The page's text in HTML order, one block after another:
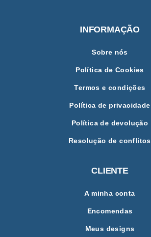
INFORMAÇÃO
Sobre nós
Política de Cookies
Termos e condições
Política de privacidade
Política de devolução
Resolução de conflitos
CLIENTE
A minha conta
Encomendas
Meus designs